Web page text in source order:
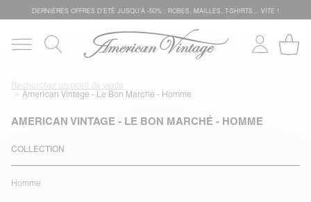
DERNIÈRES OFFRES D'ÉTÊ JUSQU'À -50% : ROBES, MAILLES, T-SHIRTS... VITE !
Rechercher un point de vente
American Vintage - Le Bon Marché - Homme
AMERICAN VINTAGE - LE BON MARCHÉ - HOMME
COLLECTION
Homme